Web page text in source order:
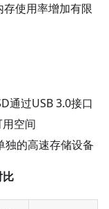
使用率增加有限
通过USB 3.0接口
空间
的高速存储设备